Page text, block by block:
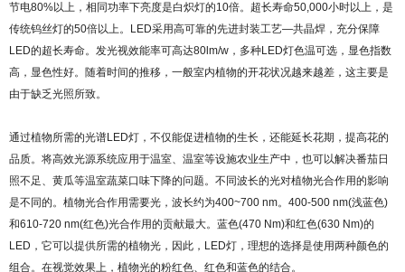
节电80%以上，相同功率下亮度是白炽灯的10倍。超长寿命50,000小时以上，是
传统钨丝灯的50倍以上。LED采用高可靠的先进封装工艺—共晶焊，充分保障
LED的超长寿命。发光视效能率可高达80lm/w，多种LED灯色温可选，显色指数
高，显色性好。随着时间的推移，一般室内植物的开花状况越来越差，这主要是
由于缺乏光照所致。
通过植物所需的光谱LED灯，不仅能促进植物的生长，还能延长花期，提高花的
品质。将高效光源系统应用于温室、温室等设施农业生产中，也可以解决番茄日
照不足、黄瓜等温室蔬菜口味下降的问题。不同波长的光对植物光合作用的影响
是不同的。植物光合作用需要光，波长约为400~700 nm。400-500 nm(浅蓝色)
和610-720 nm(红色)光合作用的贡献最大。蓝色(470 Nm)和红色(630 Nm)的
LED，它可以提供所需的植物光，因此，LED灯，理想的选择是使用两种颜色的
组合。在视觉效果上，植物光的粉红色、红色和蓝色的结合。